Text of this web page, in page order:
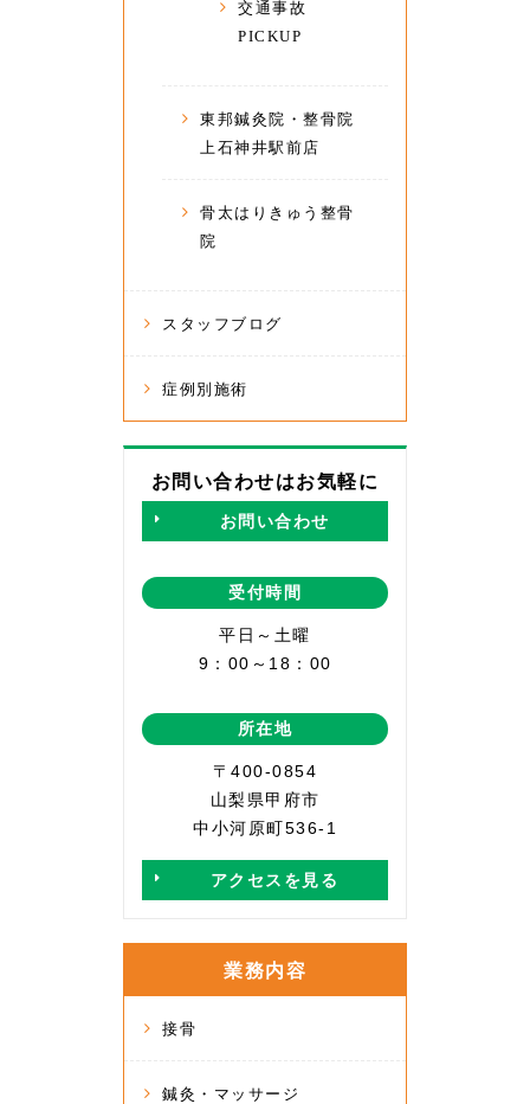
交通事故
PICKUP
東邦鍼灸院・整骨院
上石神井駅前店
骨太はりきゅう整骨
院
スタッフブログ
症例別施術
お問い合わせはお気軽に
お問い合わせ
受付時間
平日～土曜
9：00～18：00
所在地
〒400-0854
山梨県甲府市
中小河原町536-1
アクセスを見る
業務内容
接骨
鍼灸・マッサージ